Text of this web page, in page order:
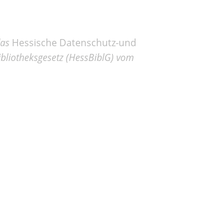
Hessische Datenschutz-und
(HessBiblG) vom